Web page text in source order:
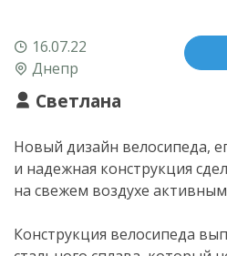
16.07.22
Днепр
Светлана
Новый дизайн велосипеда,
и надежная конструкция
на свежем воздухе
Конструкция велосипеда